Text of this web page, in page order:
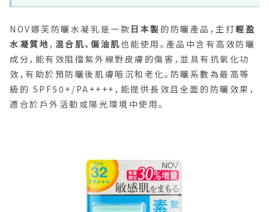
NOV娜芙防曬水凝乳是一款 日本製 的防曬產品，主打輕盈
水凝質地， 混合肌、偏油肌也能使用。產品中含有高效防曬
成分，能有效阻擋紫外線對皮膚的傷害，並具有抗氧化功
效，有助於預防曬後肌膚暗沉和老化。防曬系數為最高等
級的 SPF50+/PA++++，能提供長效且全面的防曬效果，
適合於戶外活動或陽光環境中使用。